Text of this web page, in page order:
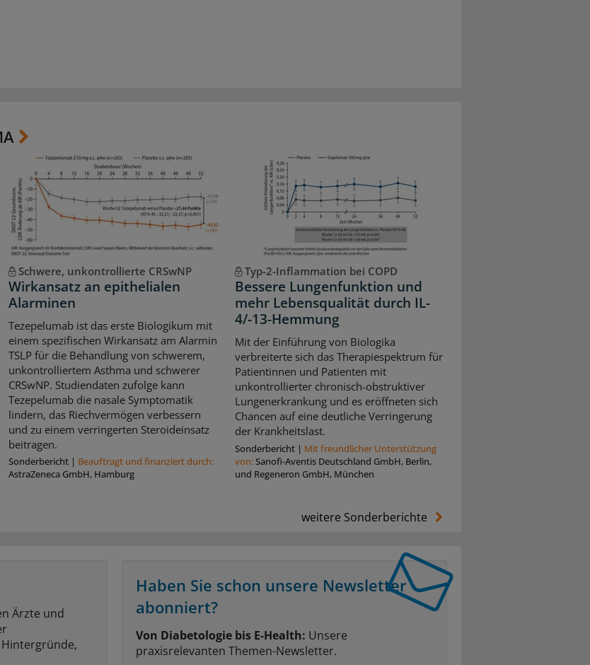
Schwere, unkontrollierte CRSwNP
Wirkansatz an epithelialen
Alarminen
Tezepelumab ist das erste Biologikum mit
einem spezifischen Wirkansatz am Alarmin
TSLP für die Behandlung von schwerem,
unkontrolliertem Asthma und schwerer
CRSwNP. Studiendaten zufolge kann
Tezepelumab die nasale Symptomatik
lindern, das Riechvermögen verbessern
und zu einem verringerten Steroideinsatz
beitragen.
Sonderbericht| Beauftragt und ﬁnanziert durch:
AstraZeneca GmbH, Hamburg
Typ-2-Inflammation bei COPD
Bessere Lungenfunktion und
mehr Lebensqualität durch IL-
4/-13-Hemmung
Mit der Einführung von Biologika
verbreiterte sich das Therapiespektrum für
Patientinnen und Patienten mit
unkontrollierter chronisch-obstruktiver
Lungenerkrankung und es eröffneten sich
Chancen auf eine deutliche Verringerung
der Krankheitslast.
Sonderbericht| Mit freundlicher Unterstützung
von:Sanoﬁ-Aventis Deutschland GmbH, Berlin,
und Regeneron GmbH, München
weitere Sonderberichte
Ärzte und
Haben Sie schon unsere Newsletter
abonniert?
Von Diabetologie bis E-Health: Unsere
praxisrelevanten Themen-Newsletter.